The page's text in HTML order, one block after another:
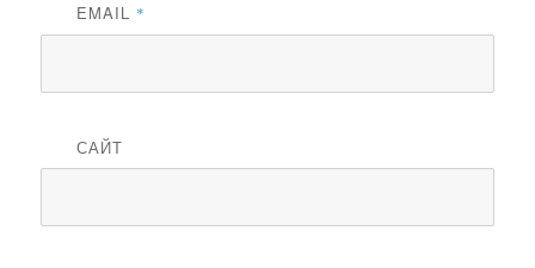
EMAIL *
САЙТ